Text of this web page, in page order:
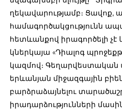
ղեկավարությամբ։ Ցավոք,
համագործակցությունն
հետևանքով իրագործելի չէ
կներկայա «Դիալոգ
կազմով։ Գեղարվեստական
երևանյան միջազգային
բարձրաձայնելու
իրադարձությունների